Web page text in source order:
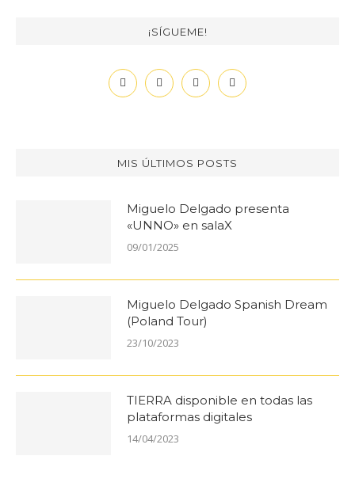
¡SÍGUEME!
MIS ÚLTIMOS POSTS
Miguelo Delgado presenta
«UNNO» en salaX
09/01/2025
Miguelo Delgado Spanish Dream
(Poland Tour)
23/10/2023
TIERRA disponible en todas las
plataformas digitales
14/04/2023